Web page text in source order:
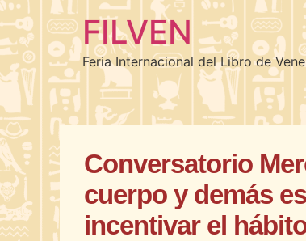
FILVEN
Feria Internacional del Libro de
Conversatorio
cuerpo y demás
incentivar el